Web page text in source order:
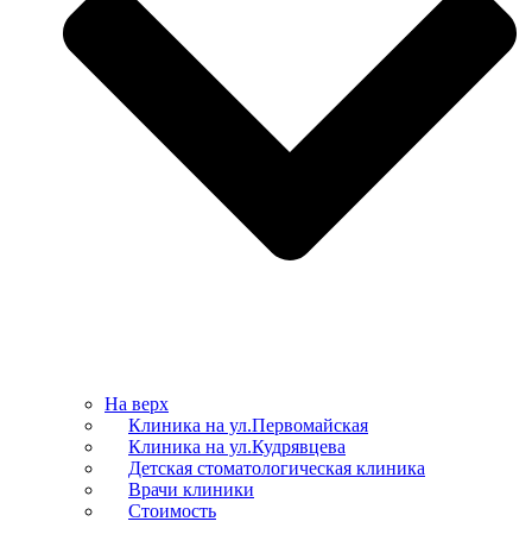
На верх
Клиника на ул.Первомайская
Клиника на ул.Кудрявцева
Детская стоматологическая клиника
Врачи клиники
Стоимость